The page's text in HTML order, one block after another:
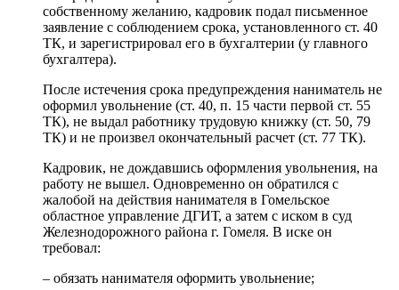
собственному желанию, кадровик подал письменное
заявление с соблюдением срока, установленного ст. 40
ТК, и зарегистрировал его в бухгалтерии (у главного
бухгалтера).
После истечения срока предупреждения наниматель не
оформил увольнение (ст. 40, п. 15 части первой ст. 55
ТК), не выдал работнику трудовую книжку (ст. 50, 79
ТК) и не произвел окончательный расчет (ст. 77 ТК).
Кадровик, не дождавшись оформления увольнения, на
работу не вышел. Одновременно он обратился с
жалобой на действия нанимателя в Гомельское
областное управление ДГИТ, а затем с иском в суд
Железнодорожного района г. Гомеля. В иске он
требовал:
– обязать нанимателя оформить увольнение;